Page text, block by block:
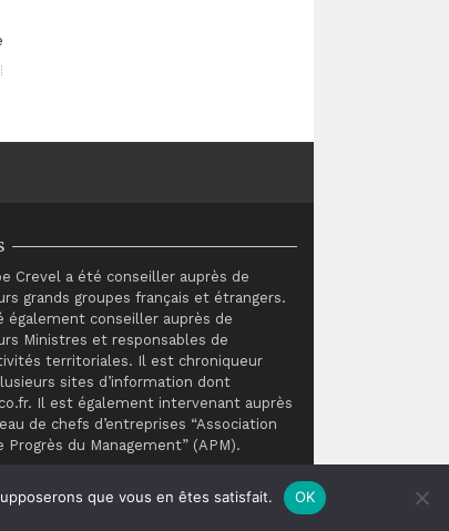
Crevel a été conseiller auprès de
grands groupes français et étrangers.
également conseiller auprès de
Ministres et responsables de
territoriales. Il est chroniqueur
sites d’information dont
Il est également intervenant auprès
de chefs d’entreprises “Association
Progrès du Management” (APM).
que vous en êtes satisfait. OK